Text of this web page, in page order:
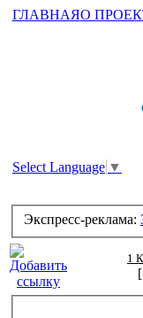
ГЛАВНАЯО
Select Language ▼
Экспресс-реклама:
1